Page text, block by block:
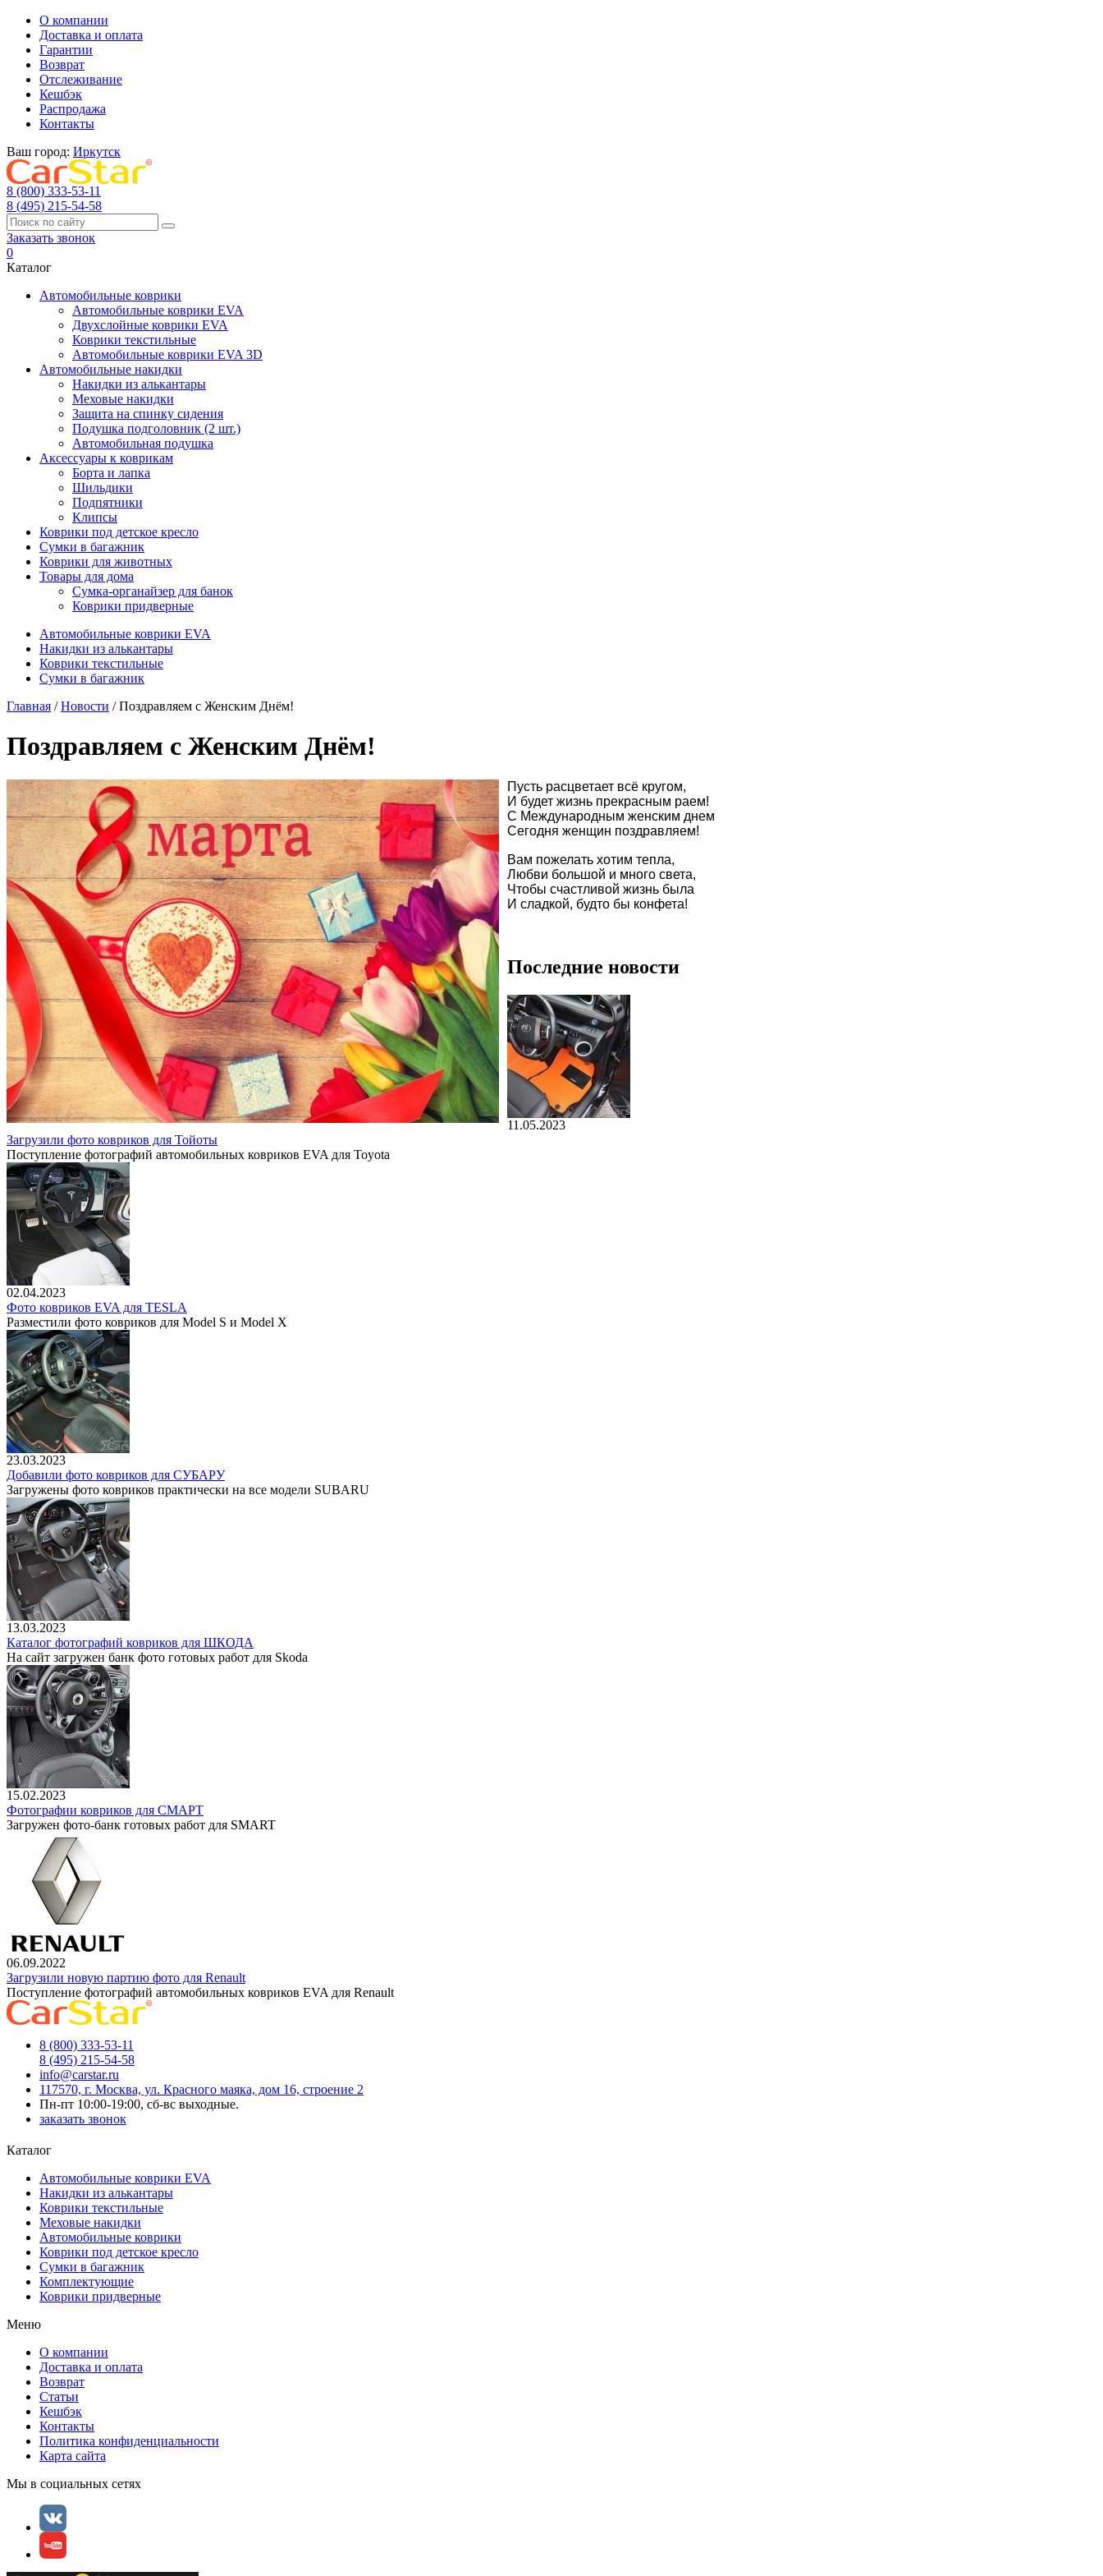
О компании
Доставка и оплата
Гарантии
Возврат
Отслеживание
Кешбэк
Распродажа
Контакты
Ваш город: Иркутск
8 (800) 333-53-11
8 (495) 215-54-58
Заказать звонок
0
Каталог
Автомобильные коврики
Автомобильные коврики EVA
Двухслойные коврики EVA
Коврики текстильные
Автомобильные коврики EVA 3D
Автомобильные накидки
Накидки из алькантары
Меховые накидки
Защита на спинку сидения
Подушка подголовник (2 шт.)
Автомобильная подушка
Аксессуары к коврикам
Борта и лапка
Шильдики
Подпятники
Клипсы
Коврики под детское кресло
Сумки в багажник
Коврики для животных
Товары для дома
Сумка-органайзер для банок
Коврики придверные
Автомобильные коврики EVA
Накидки из алькантары
Коврики текстильные
Сумки в багажник
Главная /Новости / Поздравляем с Женским Днём!
Поздравляем с Женским Днём!
Пусть расцветает всё кругом,
И будет жизнь прекрасным раем!
С Международным женским днем
Сегодня женщин поздравляем!
Вам пожелать хотим тепла,
Любви большой и много света,
Чтобы счастливой жизнь была
И сладкой, будто бы конфета!
Последние новости
11.05.2023
Загрузили фото ковриков для Тойоты
Поступление фотографий автомобильных ковриков EVA для Toyota
02.04.2023
Фото ковриков EVA для TESLA
Разместили фото ковриков для Model S и Model X
23.03.2023
Добавили фото ковриков для СУБАРУ
Загружены фото ковриков практически на все модели SUBARU
13.03.2023
Каталог фотографий ковриков для ШКОДА
На сайт загружен банк фото готовых работ для Skoda
15.02.2023
Фотографии ковриков для СМАРТ
Загружен фото-банк готовых работ для SMART
06.09.2022
Загрузили новую партию фото для Renault
Поступление фотографий автомобильных ковриков EVA для Renault
8 (800) 333-53-11
8 (495) 215-54-58
info@carstar.ru
117570, г. Москва, ул. Красного маяка, дом 16, строение 2
Пн-пт 10:00-19:00, сб-вс выходные.
заказать звонок
Каталог
Автомобильные коврики EVA
Накидки из алькантары
Коврики текстильные
Меховые накидки
Автомобильные коврики
Коврики под детское кресло
Сумки в багажник
Комплектующие
Коврики придверные
Меню
О компании
Доставка и оплата
Возврат
Статьи
Кешбэк
Контакты
Политика конфиденциальности
Карта сайта
Мы в социальных сетях